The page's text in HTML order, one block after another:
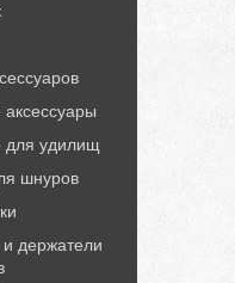
для удилищ
шнуров
держатели